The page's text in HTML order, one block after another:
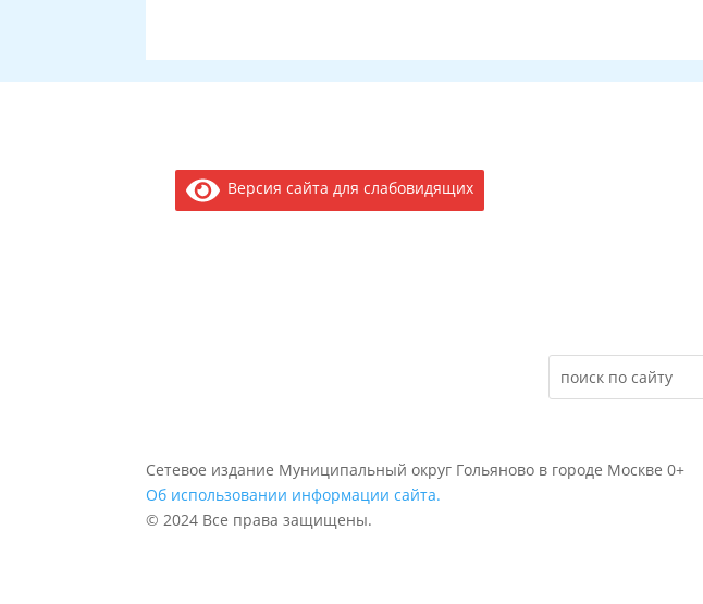
Версия сайта для слабовидящих
Сетевое издание Муниципальный округ Гольяново в городе Москве 0+
Об использовании информации сайта.
© 2024 Все права защищены.